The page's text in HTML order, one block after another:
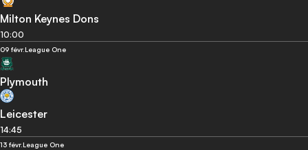
Milton Keynes Dons
10:00
09 févr.League One
Plymouth
Leicester
14:45
13 févr.League One